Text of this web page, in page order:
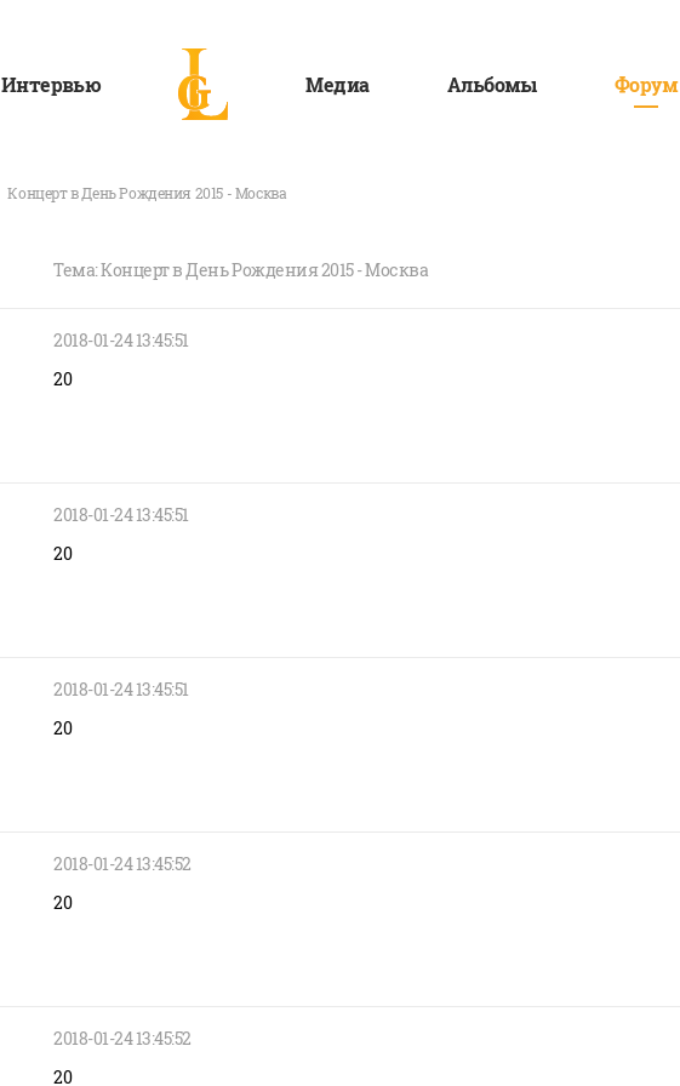
Интервью Медиа Альбомы Форум
Концерт в День Рождения 2015 - Москва
Тема: Концерт в День Рождения 2015 - Москва
2018-01-24 13:45:51
20
2018-01-24 13:45:51
20
2018-01-24 13:45:51
20
2018-01-24 13:45:52
20
2018-01-24 13:45:52
20